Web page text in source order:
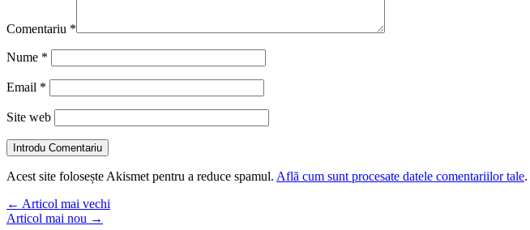
Comentariu *
Nume *
Email *
Site web
Introdu Comentariu
Acest site folosește Akismet pentru a reduce spamul. Află cum sunt procesate datele comentariilor tale.
← Articol mai vechi
Articol mai nou →